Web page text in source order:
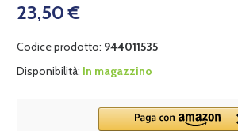
23,50 €
Codice prodotto: 944011535
Disponibilità: In magazzino